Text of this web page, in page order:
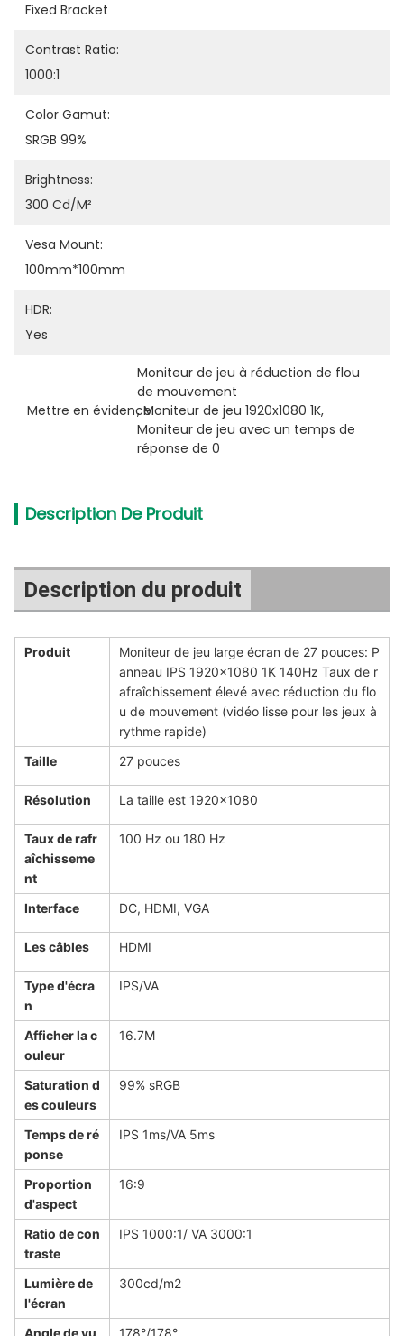
Fixed Bracket
Contrast Ratio:
1000:1
Color Gamut:
SRGB 99%
Brightness:
300 Cd/m²
Vesa Mount:
100mm*100mm
HDR:
Yes
Mettre en évidence:
Moniteur de jeu à réduction de flou
de mouvement
, Moniteur de jeu 1920x1080 1K,
Moniteur de jeu avec un temps de
réponse de 0
Description De Produit
Description du produit
Produit
Moniteur de jeu large écran de 27 pouces: P
anneau IPS 1920x1080 1K 140Hz Taux de r
afraîchissement élevé avec réduction du flo
u de mouvement (vidéo lisse pour les jeux à
rythme rapide)
Taille
27 pouces
Résolution La taille est 1920x1080
Taux de rafr
aîchisseme
nt
100 Hz ou 180 Hz
Interface DC, HDMI, VGA
Les câbles HDMI
Type d'écra
n
IPS/VA
Afficher la c
ouleur
16.7M
Saturation d
es couleurs
99% sRGB
Temps de ré
ponse
IPS 1ms/VA 5ms
Proportion
d'aspect
16:9
Ratio de con
traste
IPS 1000:1/ VA 3000:1
Lumière de
l'écran
300cd/m2
Angle de vu 178°/178°